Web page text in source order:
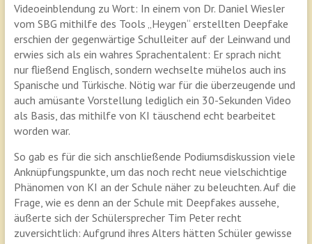
Videoeinblendung zu Wort: In einem von Dr. Daniel Wiesler
vom SBG mithilfe des Tools „Heygen“ erstellten Deepfake
erschien der gegenwärtige Schulleiter auf der Leinwand und
erwies sich als ein wahres Sprachentalent: Er sprach nicht
nur fließend Englisch, sondern wechselte mühelos auch ins
Spanische und Türkische. Nötig war für die überzeugende und
auch amüsante Vorstellung lediglich ein 30-Sekunden Video
als Basis, das mithilfe von KI täuschend echt bearbeitet
worden war.
So gab es für die sich anschließende Podiumsdiskussion viele
Anknüpfungspunkte, um das noch recht neue vielschichtige
Phänomen von KI an der Schule näher zu beleuchten. Auf die
Frage, wie es denn an der Schule mit Deepfakes aussehe,
äußerte sich der Schülersprecher Tim Peter recht
zuversichtlich: Aufgrund ihres Alters hätten Schüler gewisse